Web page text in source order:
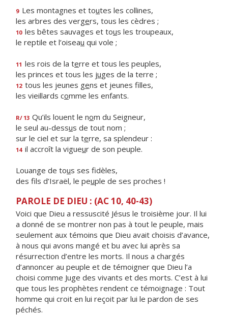
9 Les montagnes et toutes les collines,
les arbres des vergers, tous les cèdres ;
10 les bêtes sauvages et tous les troupeaux,
le reptile et l’oiseau qui vole ;
11 les rois de la terre et tous les peuples,
les princes et tous les juges de la terre ;
12 tous les jeunes gens et jeunes filles,
les vieillards comme les enfants.
R/ 13 Qu’ils louent le nom du Seigneur,
le seul au-dessus de tout nom ;
sur le ciel et sur la terre, sa splendeur :
14 il accroît la vigueur de son peuple.
Louange de tous ses fidèles,
des fils d’Israël, le peuple de ses proches !
PAROLE DE DIEU : (AC 10, 40-43)
Voici que Dieu a ressuscité Jésus le troisième jour. Il lui
a donné de se montrer non pas à tout le peuple, mais
seulement aux témoins que Dieu avait choisis d’avance,
à nous qui avons mangé et bu avec lui après sa
résurrection d’entre les morts. Il nous a chargés
d’annoncer au peuple et de témoigner que Dieu l’a
choisi comme Juge des vivants et des morts. C’est à lui
que tous les prophètes rendent ce témoignage : Tout
homme qui croit en lui reçoit par lui le pardon de ses
péchés.